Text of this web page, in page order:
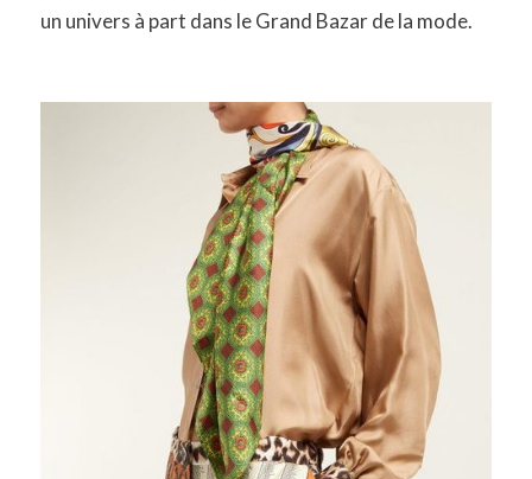
un univers à part dans le Grand Bazar de la mode.